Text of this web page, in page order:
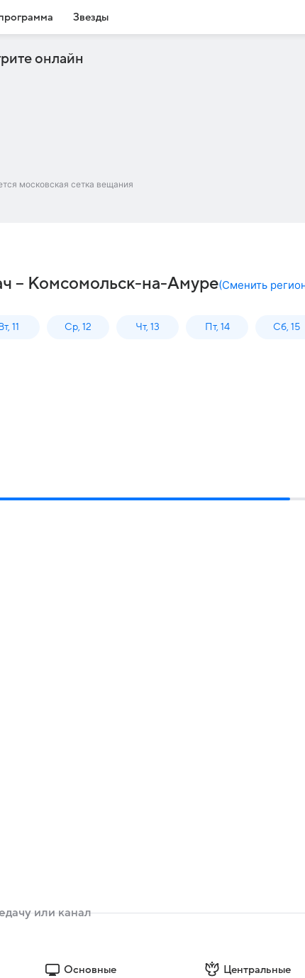
Звезды
онлайн
московская сетка вещания
– Комсомольск-на-Амуре(Сменить
Вт, 11 Ср, 12 Чт, 13 Пт, 14 Сб, 15
Основные Центральные